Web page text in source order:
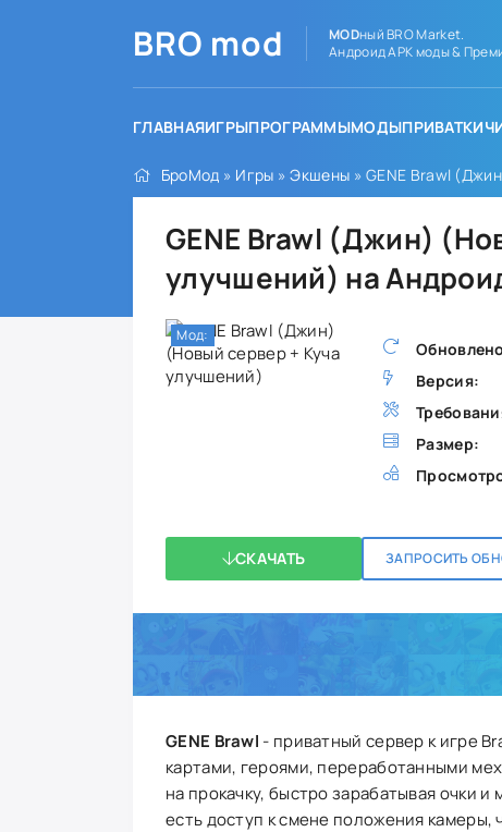
BRO mod MODный BRO Market.
Андроид APK моды &
ГЛАВНАЯИГРЫПРОГРАММЫМОДЫПРИВАТКИ
БроМод » Игры »Экшены » GENE Brawl
GENE Brawl (Джин)
улучшений) на
Версия:
Размер:
СКАЧАТЬ ЗАПРОСИТЬ
Мод:
GENE Brawl - приватный сервер к игре
картами, героями, переработанными
на прокачку, быстро зарабатывая очки
есть доступ к смене положения камеры,